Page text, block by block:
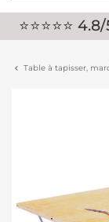
⭐⭐⭐⭐⭐
Table à tapisser,